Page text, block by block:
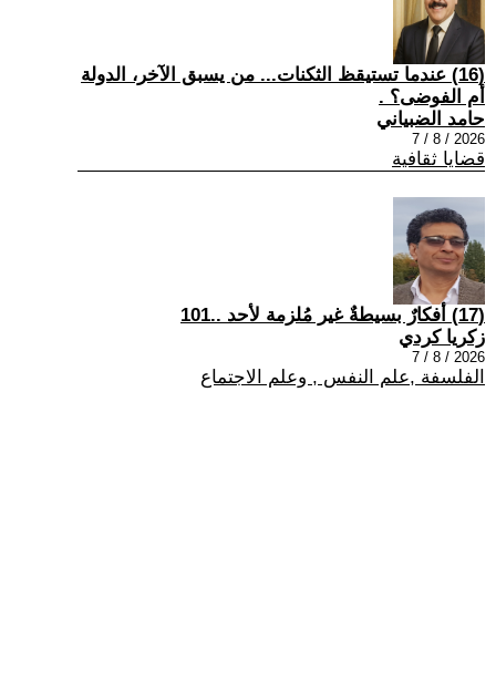
(16) عندما تستيقظ الثكنات... من يسبق الآخر، الدولة
أم الفوضى؟ .
حامد الضبياني
2026 / 8 / 7
قضايا ثقافية
(17) أفكارٌ بسيطةٌ غير مُلزمة لأحد ..101
زكريا كردي
2026 / 8 / 7
الفلسفة ,علم النفس , وعلم الاجتماع